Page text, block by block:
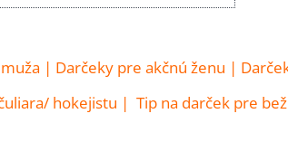
| Darčeky pre akčnú ženu |
hokejistu | Tip na darček pre